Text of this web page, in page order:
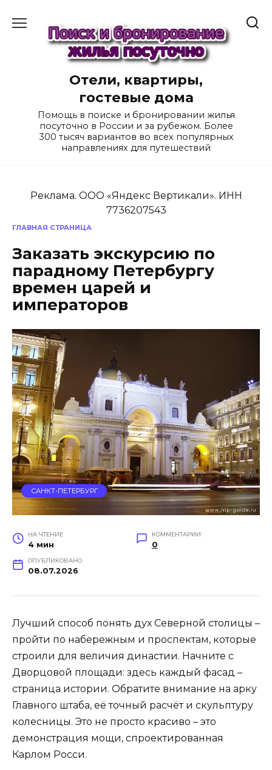
содержанию
Отели, квартиры,
гостевые дома
Помощь в поиске и бронировании жилья
посуточно в России и за рубежом. Более
300 тысяч вариантов во всех популярных
направлениях для путешествий
Реклама. ООО «Яндекс Вертикали». ИНН
7736207543
ГЛАВНАЯ СТРАНИЦА
Заказать экскурсию по
парадному Петербургу
времен царей и
императоров
САНКТ-ПЕТЕРБУРГ
НА ЧТЕНИЕ
4 мин
КОММЕНТАРИИ
0
ОПУБЛИКОВАНО
08.07.2026
Лучший способ понять дух Северной столицы –
пройти по набережным и проспектам, которые
строили для величия династии. Начните с
Дворцовой площади: здесь каждый фасад –
страница истории. Обратите внимание на арку
Главного штаба, её точный расчёт и скульптуру
колесницы. Это не просто красиво – это
демонстрация мощи, спроектированная
Карлом Росси.